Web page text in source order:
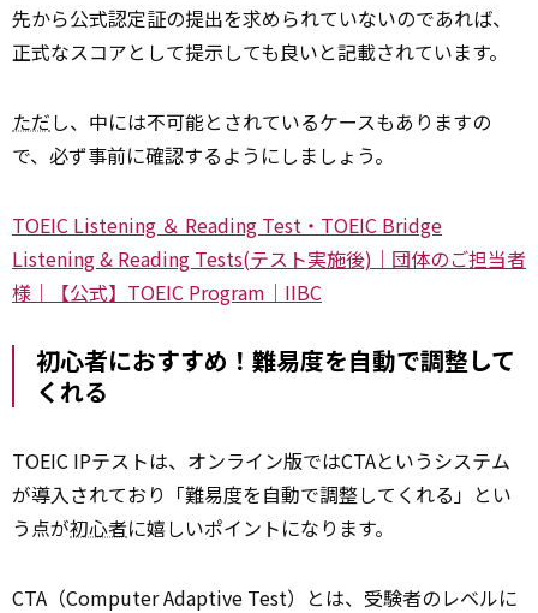
先から公式認定証の提出を求められていないのであれば、
正式なスコアとして提示しても良いと記載されています。
ただし、中には不可能とされているケースもありますの
で、必ず事前に確認するようにしましょう。
TOEIC Listening ＆ Reading Test・TOEIC Bridge
Listening & Reading Tests(テスト実施後)｜団体のご担当者
様｜【公式】TOEIC Program｜IIBC
初心者におすすめ！難易度を自動で調整して
くれる
TOEIC IPテストは、オンライン版ではCTAというシステム
が導入されており「難易度を自動で調整してくれる」とい
う点が初心者に嬉しいポイントになります。
CTA（Computer Adaptive Test）とは、受験者のレベルに